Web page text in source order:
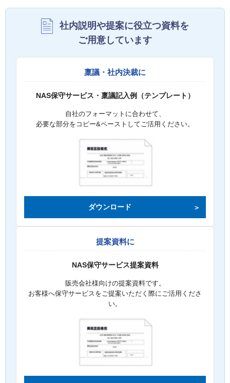
社内説明や提案に役立つ資料を
ご用意しています
稟議・社内決裁に
NAS保守サービス・稟議記入例（テンプレート）
自社のフォーマットに合わせて、
必要な部分をコピー&ペーストしてご活用ください。
ダウンロード
提案資料に
NAS保守サービス提案資料
販売会社様向けの提案資料です。
お客様へ保守サービスをご提案いただく際にご活用くださ
い。